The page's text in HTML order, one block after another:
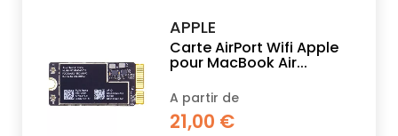
APPLE
Carte AirPort Wifi Apple
pour MacBook Air...
A partir de
21,00 €